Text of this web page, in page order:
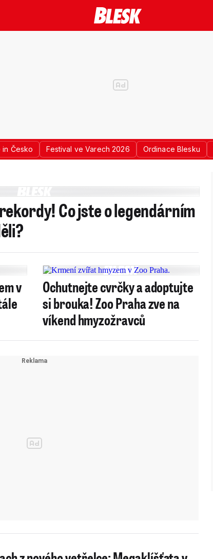
in Česko Festival ve Varech 2026 Ordinace Blesku
Co jste o legendárním
v
Ochutnejte cvrčky a adoptujte
si brouka! Zoo Praha zve na
víkend hmyzožravců